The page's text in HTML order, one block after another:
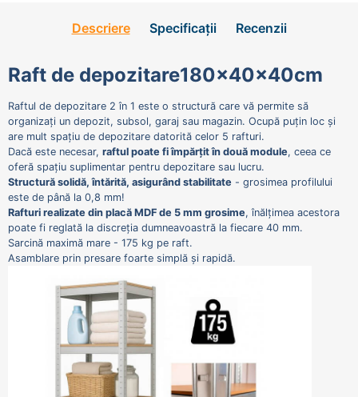
Descriere Specificații Recenzii
Raft de depozitare180x40x40cm
Raftul de depozitare 2 în 1 este o structură care vă permite să
organizați un depozit, subsol, garaj sau magazin. Ocupă puțin loc și
are mult spațiu de depozitare datorită celor 5 rafturi.
Dacă este necesar, raftul poate fi împărțit în două module, ceea ce
oferă spațiu suplimentar pentru depozitare sau lucru.
Structură solidă, întărită, asigurând stabilitate - grosimea profilului
este de până la 0,8 mm!
Rafturi realizate din placă MDF de 5 mm grosime, înălțimea acestora
poate fi reglată la discreția dumneavoastră la fiecare 40 mm.
Sarcină maximă mare - 175 kg pe raft.
Asamblare prin presare foarte simplă și rapidă.